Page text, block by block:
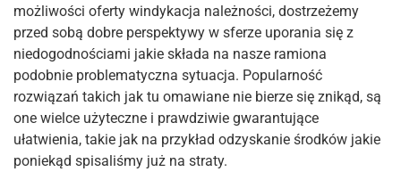
możliwości oferty windykacja należności, dostrzeżemy
przed sobą dobre perspektywy w sferze uporania się z
niedogodnościami jakie składa na nasze ramiona
podobnie problematyczna sytuacja. Popularność
rozwiązań takich jak tu omawiane nie bierze się znikąd, są
one wielce użyteczne i prawdziwie gwarantujące
ułatwienia, takie jak na przykład odzyskanie środków jakie
poniekąd spisaliśmy już na straty.